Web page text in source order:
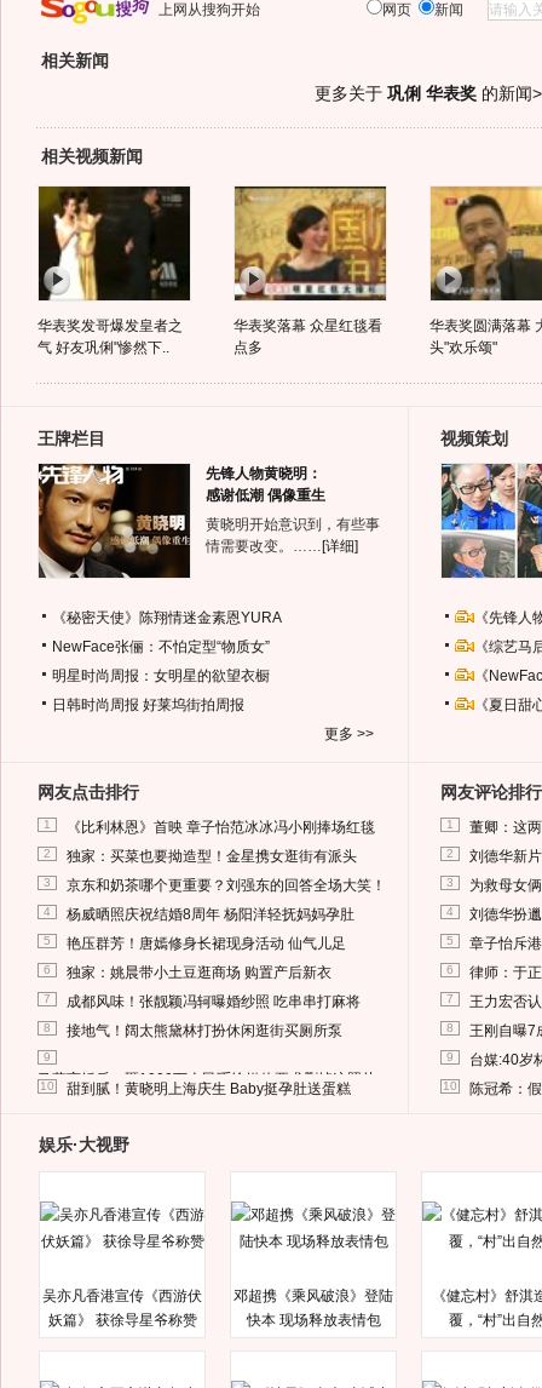
上网从搜狗开始 网页 新闻
相关新闻
更多关于 巩俐 华表奖的新闻
相关视频新闻
华表奖发哥爆发皇者之
气 好友巩俐"惨然下..
华表奖落幕 众星红毯看
点多
华表奖圆满落幕
头"欢乐颂"
王牌栏目
先锋人物黄晓明：
感谢低潮 偶像重生
黄晓明开始意识到，有些事
情需要改变。…… [详细]
《秘密天使》陈翔情迷金素恩YURA
NewFace张俪：不怕定型“物质女”
明星时尚周报：女明星的欲望衣橱
日韩时尚周报 好莱坞街拍周报
更多 >>
视频策划
《先锋
《综艺
《
《夏日
网友点击排行
1 《比利林恩》首映 章子怡范冰冰冯小刚捧场红毯
2 独家：买菜也要拗造型！金星携女逛街有派头
3 京东和奶茶哪个更重要？刘强东的回答全场大笑！
4 杨威晒照庆祝结婚8周年 杨阳洋轻抚妈妈孕肚
5 艳压群芳！唐嫣修身长裙现身活动 仙气儿足
6 独家：姚晨带小土豆逛商场 购置产后新衣
7 成都风味！张靓颖冯轲曝婚纱照 吃串串打麻将
8 接地气！阔太熊黛林打扮休闲逛街买厕所泵
9
马蓉离婚后，砸1000万人民币给媒体要求删掉这照片
10 甜到腻！黄晓明上海庆生 Baby挺孕肚送蛋糕
网友评论排行
1 董卿：这
2 刘德华新
3 为救母女
4 刘德华扮
5 章子怡斥
6 律师：于
7 王力宏否
8 王刚自曝7
9 台媒:40岁
10 陈冠希：
娱乐·大视野
吴亦凡香港宣传《西游伏
妖篇》 获徐导星爷称赞
邓超携《乘风破浪》登陆
快本 现场释放表情包
《健忘村》舒淇
覆，“村”出自